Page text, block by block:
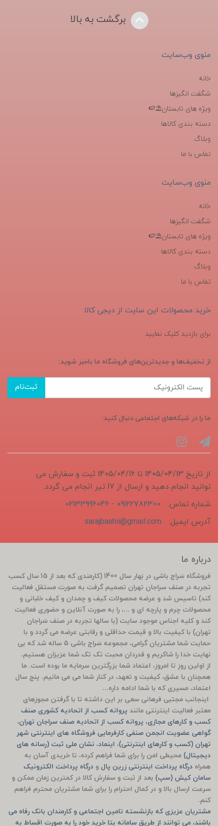
برگشت به بالا
منوی وب‌سایت
خانه
شگفت انگیزها
ویژه های تابستان⛱️🍉
دسته بندی کالاها
وبلاگ
تماس با ما
منوی وب‌سایت
خانه
شگفت انگیزها
ویژه های تابستان⛱️🍉
دسته بندی کالاها
وبلاگ
تماس با ما
خرید محصولات این سایت از دیجی کالا
برای بازدید کلیک نمایید
از تخفیف‌ها و جدیدترین‌های فروشگاه ما باخبر شوید:
ثبت‌نام
ما را در شبکه‌های اجتماعی دنبال کنید:
از تاریخ 1405/04/13 تا 1405/04/16 ثبت و سفارش می
توانید انجام دهید و ارسال از 17 تیر انجام می گردد.
شماره تماس:
09122782300 - 02133996046
آدرس ایمیل:
sarajbashii@gmail.com
درباره ما
فروشگاه سَراج باشی در بَهار سال 1400 (کارمندی که بعد از 15 سال کسب
تجربه در صنف سراجان تهران تصمیم گرفت به صورت مستقل فعالیت
کند) تاسیس شد و عرضه محصولات کیف و چمدان و کیف خلبانی و
محصولات چرم و پارچه ای و ...، را به صورت آنلاین و حضوری فعالیت
کند و کلیه اجناس موجود سایت (با سالها تجربه در صنف سَراجان
تهران) با کیفیت بالا و قیمت حداقلی و رقابتی عرضه می گردد و با
حمایت شما مشتریان گرامی، مجموعه سَراج باشی 5 ساله شد که بی
نهایت خدا را شاکریم و قدردان محبت تک تک شما عزیزان هستیم.
از اولین روز تا امروز، اعتماد شما بزرگترین سرمایه ما بوده است. ما
همچنان با عشق، کیفیت و تعهد، در کنار شما می می مانیم. پنج سال
اعتماد، مسیری که با شما ادامه داره...
اینجانب مجتبی فرهانی سعی بر این داشته تا با گرفتن مجوزهای
معتبر فعالیت اینترنتی مانند پروانه کسب از اتحادیه کشوری صنف
کسب و کارهای مجازی، پروانه کسب از اتحادیه صنف سراجان تهران،
گواهی عضویت انجمن صنفی کارفرمایی فروشگاه های اینترنتی شهر
تهران (کسب و کارهای اینترنتی)، اینماد، نشان ملی ثبت (رسانه های
دیجیتال) محیطی امن را برای شما فراهم کرده، تا خریدی آسان به
همراه درگاه پرداخت اینترنتی زرین پال و درگاه پرداخت الکترونیک
سامان کیش (سپ) بعد از ثبت و سفارش کالا در کمترین زمان ممکن و
سرعت ارسال بالا و در کمال احترام را برای شما مشتریان محترم فراهم
کنم.
مشتریان عزیزی که بازنشسته تامین اجتماعی و کارمندان بانک رفاه می
باشند، می توانند از طریق سامانه بتا خرید خود را به صورت اقساط به